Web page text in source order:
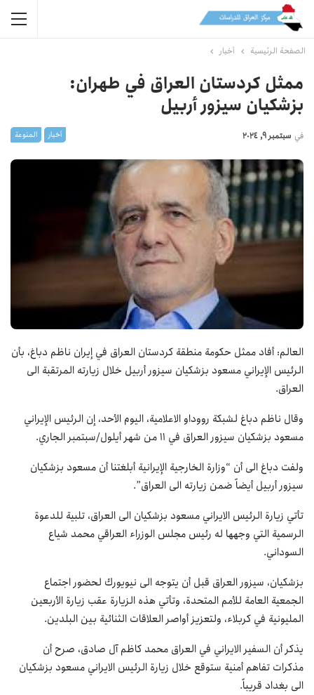
الصفحة الرئيسية أخبار
ممثل كردستان العراق في طهران:
بزشكيان سيزور أربيل
أخبار المنوعة في سبتمبر 9, 2024
العالم: أفاد ممثل حكومة منطقة كردستان العراق في إيران ناظم دباغ، بأن
الرئيس الإيراني مسعود بزشكيان سيزور أربيل خلال زيارته المرتقبة الى
العراق.
وقال ناظم دباغ لشبكة رووداو الاعلامية، اليوم الأحد، إن الرئيس الإيراني
مسعود بزشكيان سيزور العراق في 11 من شهر أيلول/سبتمبر الجاري.
ولفت دباغ الى أن “وزارة الخارجية الإيرانية أبلغتنا أن مسعود بزشكيان
سيزور أربيل أيضاً ضمن زيارته الى العراق”.
تأتي زيارة الرئيس الايراني مسعود بزشكيان الى العراق، تلبية للدعوة
الرسمية التي وجهها له رئيس مجلس الوزراء العراقي محمد شياع
السوداني.
بزشكيان، سيزور العراق قبل أن يتوجه الى نيويورك لحضور اجتماع
الجمعية العامة للأمم المتحدة، وتأتي هذه الزيارة عقب زيارة الأربعين
المليونية في كربلاء، ولتعزيز أواصر العلاقات الثنائية بين البلدين.
يذكر أن السفير الايراني في العراق محمد كاظم آل صادق، صرح أن
مذكرات تفاهم أمنية ستوقع خلال زيارة الرئيس الايراني مسعود بزشكيان
الى بغداد قريباً.